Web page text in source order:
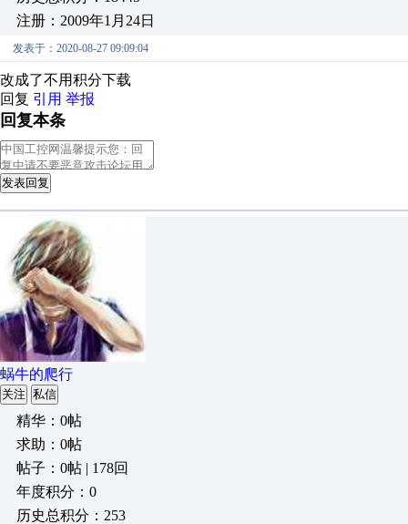
注册：2009年1月24日
发表于：2020-08-27 09:09:04
改成了不用积分下载
回复 引用 举报
回复本条
发表回复
蜗牛的爬行
关注 私信
精华：0帖
求助：0帖
帖子：0帖 | 178回
年度积分：0
历史总积分：253